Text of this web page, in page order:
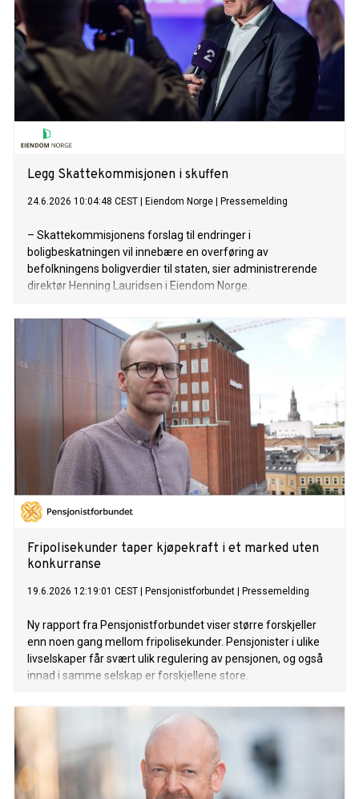
Legg Skattekommisjonen i skuffen
24.6.2026 10:04:48 CEST Eiendom Norge Pressemelding
– Skattekommisjonens forslag til endringer i
boligbeskatningen vil innebære en overføring av
befolkningens boligverdier til staten, sier administrerende
direktør Henning Lauridsen i Eiendom Norge.
Fripolisekunder taper kjøpekraft i et marked uten
konkurranse
19.6.2026 12:19:01 CEST Pensjonistforbundet Pressemelding
Ny rapport fra Pensjonistforbundet viser større forskjeller
enn noen gang mellom fripolisekunder. Pensjonister i ulike
livselskaper får svært ulik regulering av pensjonen, og også
innad i samme selskap er forskjellene store.